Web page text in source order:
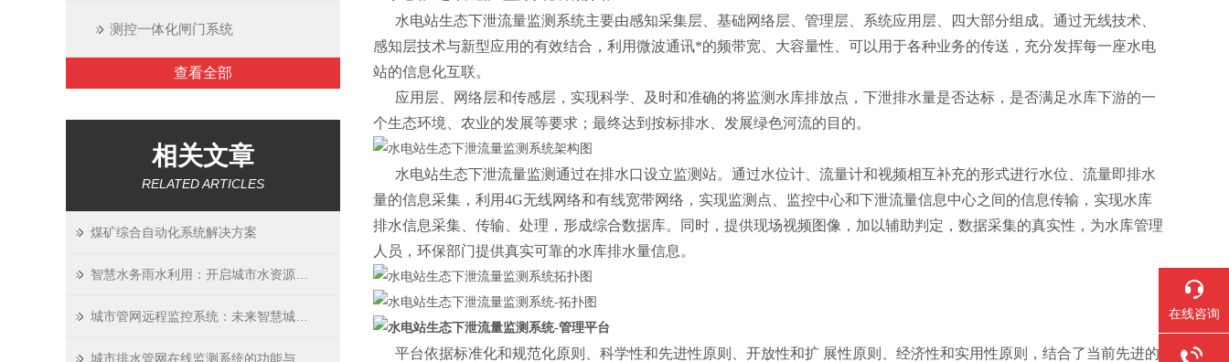
测控一体化闸门系统
查看全部
相关文章
RELATED ARTICLES
煤矿综合自动化系统解决方案
水电站生态下泄流量监测系统主要由感知采集层、基础网络层、管理层、系统应用层、四大部分组成。通过无线技术、
感知层技术与新型应用的有效结合，利用微波通讯*的频带宽、大容量性、可以用于各种业务的传送，充分发挥每一座水电
站的信息化互联。
应用层、网络层和传感层，实现科学、及时和准确的将监测水库排放点，下泄排水量是否达标，是否满足水库下游的一
个生态环境、农业的发展等要求；最终达到按标排水、发展绿色河流的目的。
水电站生态下泄流量监测通过在排水口设立监测站。通过水位计、流量计和视频相互补充的形式进行水位、流量即排水
量的信息采集，利用4G无线网络和有线宽带网络，实现监测点、监控中心和下泄流量信息中心之间的信息传输，实现水库
排水信息采集、传输、处理，形成综合数据库。同时，提供现场视频图像，加以辅助判定，数据采集的真实性，为水库管理
人员，环保部门提供真实可靠的水库排水量信息。
平台依据标准化和规范化原则、科学性和先进性原则、开放性和扩 展性原则、经济性和实用性原则，结合了当前先进的
在线咨询